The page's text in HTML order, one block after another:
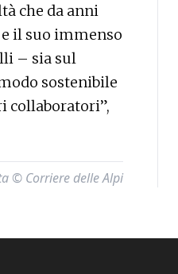
che da anni
il suo immenso
– sia sul
sostenibile
collaboratori”,
© Corriere delle Alpi